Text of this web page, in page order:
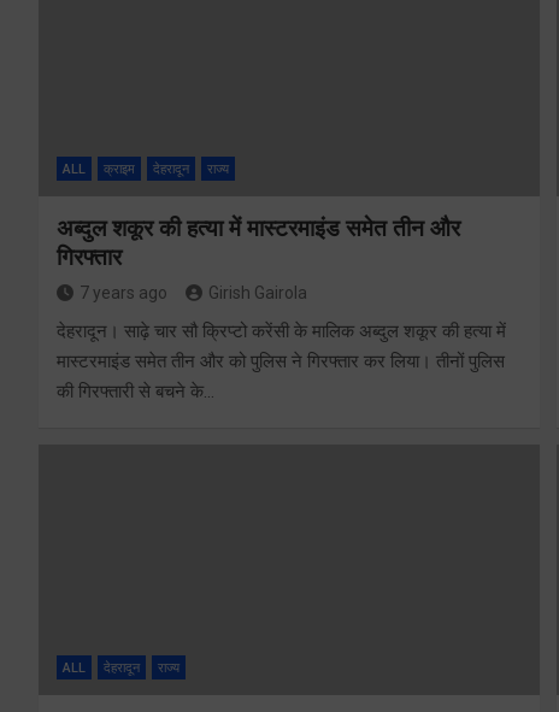
ALL क्राइम देहरादून राज्य
अब्दुल शकूर की हत्या में मास्टरमाइंड समेत तीन और
गिरफ्तार
7 years ago Girish Gairola
देहरादून। साढ़े चार सौ क्रिप्टो करेंसी के मालिक अब्दुल शकूर की हत्या में
मास्टरमाइंड समेत तीन और को पुलिस ने गिरफ्तार कर लिया। तीनों पुलिस
की गिरफ्तारी से बचने के…
ALL देहरादून राज्य